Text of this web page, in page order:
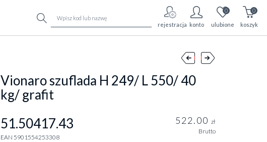
rejestracja konto
0
ulubione
0
koszyk
Vionaro szuflada H 249/ L 550/ 40
kg/ grafit
51.50417.43
EAN 5901554253308
522.00 zł
Brutto